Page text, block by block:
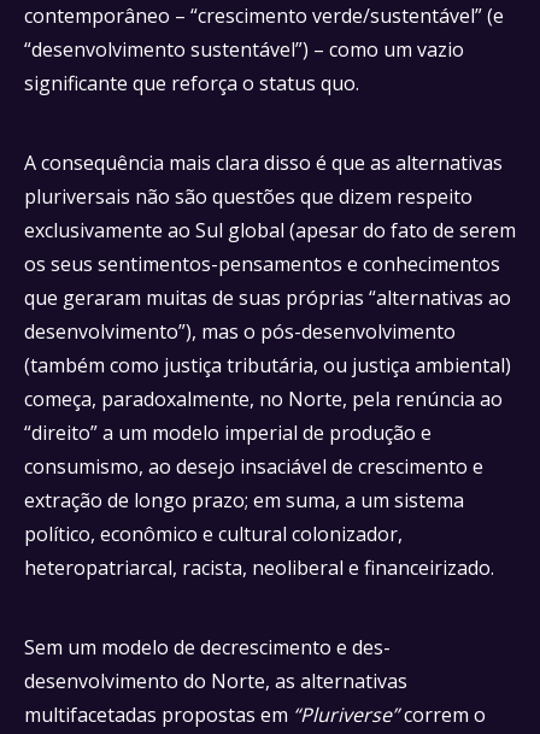
contemporâneo – “crescimento verde/sustentável” (e
“desenvolvimento sustentável”) – como um vazio
significante que reforça o status quo.
A consequência mais clara disso é que as alternativas
pluriversais não são questões que dizem respeito
exclusivamente ao Sul global (apesar do fato de serem
os seus sentimentos-pensamentos e conhecimentos
que geraram muitas de suas próprias “alternativas ao
desenvolvimento”), mas o pós-desenvolvimento
(também como justiça tributária, ou justiça ambiental)
começa, paradoxalmente, no Norte, pela renúncia ao
“direito” a um modelo imperial de produção e
consumismo, ao desejo insaciável de crescimento e
extração de longo prazo; em suma, a um sistema
político, econômico e cultural colonizador,
heteropatriarcal, racista, neoliberal e financeirizado.
Sem um modelo de decrescimento e des-
desenvolvimento do Norte, as alternativas
multifacetadas propostas em “Pluriverse”correm o